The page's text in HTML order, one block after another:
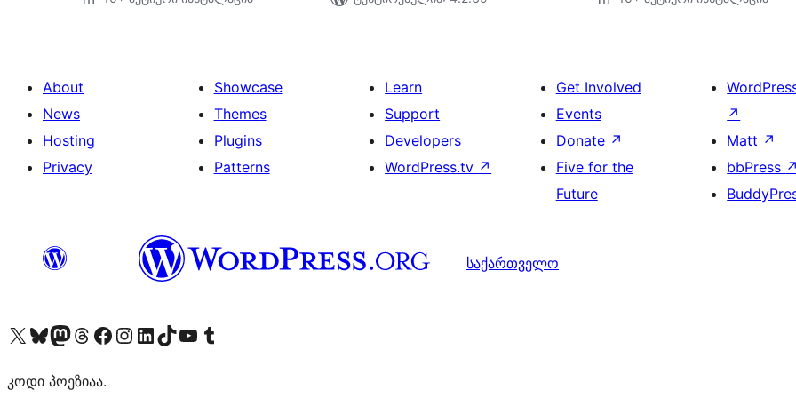
About
News
Hosting
Privacy
Showcase
Themes
Plugins
Patterns
Learn
Support
Developers
WordPress.tv ↗
Get Involved
Events
Donate ↗
Five for the
Future
↗
Matt ↗
bbPress ↗
საქართველო
Visit our X (formerly Twitter) account
Visit our Bluesky account
Visit our Mastodon account
Visit our Threads account
Visit our Facebook page
Visit our Instagram account
Visit our LinkedIn account
Visit our TikTok account
Visit our YouTube channel
Visit our Tumblr account
კოდი პოეზიაა.